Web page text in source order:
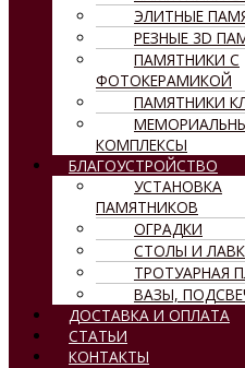
ЭЛИТНЫЕ
РЕЗНЫЕ 3D
ПАМЯТНИКИ С
ФОТОКЕРАМИКОЙ
ПАМЯТНИКИ
КОМПЛЕКСЫ
БЛАГОУСТРОЙСТВО
УСТАНОВКА
ПАМЯТНИКОВ
ОГРАДКИ
СТОЛЫ И
ТРОТУАРНАЯ
ВАЗЫ,
ДОСТАВКА И ОПЛАТА
СТАТЬИ
КОНТАКТЫ